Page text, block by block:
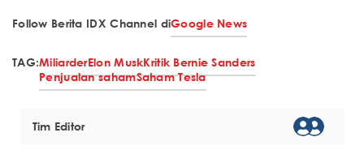
Follow Berita IDX Channel diGoogle News
TAG:MiliarderElon MuskKritik Bernie Sanders
Penjualan sahamSaham Tesla
Tim Editor